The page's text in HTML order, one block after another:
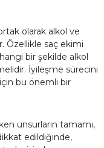
olarak alkol ve
Özellikle saç ekimi
bir şekilde alkol
İyileşme sürecini
için bu önemli bir
unsurların tamamı,
edildiğinde,